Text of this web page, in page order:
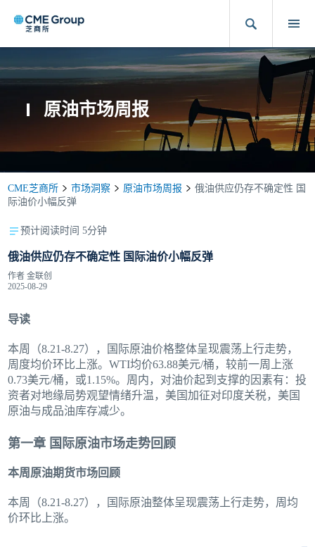
原油市场周报
CME芝商所 市场洞察 原油市场周报
俄油供应仍存不确定性 国
际油价小幅反弹
预计阅读时间 5分钟
俄油供应仍存不确定性 国际油价小幅反弹
作者金联创
2025-08-29
导读
本周（8.21-8.27），国际原油价格整体呈现震荡上行走势，
周度均价环比上涨。WTI均价63.88美元/桶，较前一周上涨
0.73美元/桶，或1.15%。周内，对油价起到支撑的因素有：投
资者对地缘局势观望情绪升温，美国加征对印度关税，美国
原油与成品油库存减少。
第一章 国际原油市场走势回顾
本周原油期货市场回顾
本周（8.21-8.27），国际原油整体呈现震荡上行走势，周均
价环比上涨。